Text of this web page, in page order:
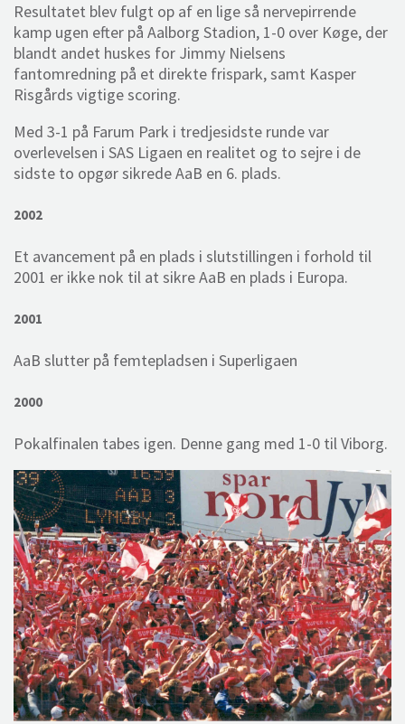
Resultatet blev fulgt op af en lige så nervepirrende
kamp ugen efter på Aalborg Stadion, 1-0 over Køge, der
blandt andet huskes for Jimmy Nielsens
fantomredning på et direkte frispark, samt Kasper
Risgårds vigtige scoring.
Med 3-1 på Farum Park i tredjesidste runde var
overlevelsen i SAS Ligaen en realitet og to sejre i de
sidste to opgør sikrede AaB en 6. plads.
2002
Et avancement på en plads i slutstillingen i forhold til
2001 er ikke nok til at sikre AaB en plads i Europa.
2001
AaB slutter på femtepladsen i Superligaen
2000
Pokalfinalen tabes igen. Denne gang med 1-0 til Viborg.